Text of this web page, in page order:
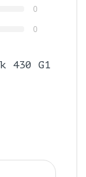
0
0
430 G1